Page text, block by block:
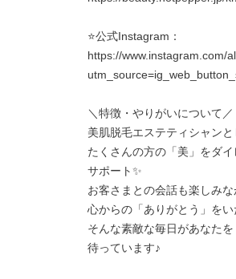
⭐公式Instagram：
https://www.instagram.com/
＼特徴・やりがいについて／
美肌脱毛エステティシャンと
たくさんの方の「美」をダイ
サポート✨
お客さまとの会話も楽しみな
心からの「ありがとう」をい
そんな素敵な毎日があなたを
待っています♪